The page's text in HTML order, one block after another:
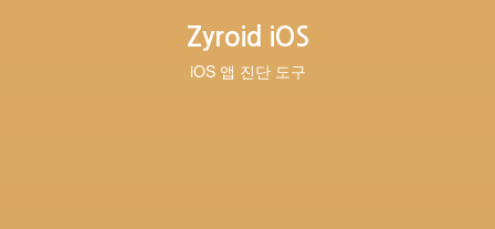
Zyroid iOS
iOS 앱 진단 도구